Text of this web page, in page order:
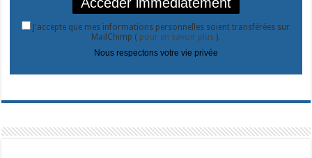
J'accepte que mes informations personnelles soient transférées sur
MailChimp ( pour en savoir plus).
Nous respectons votre vie privée